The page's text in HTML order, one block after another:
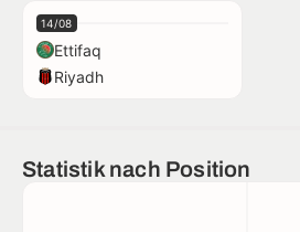
14/08
Ettifaq
Riyadh
Statistik nach Position